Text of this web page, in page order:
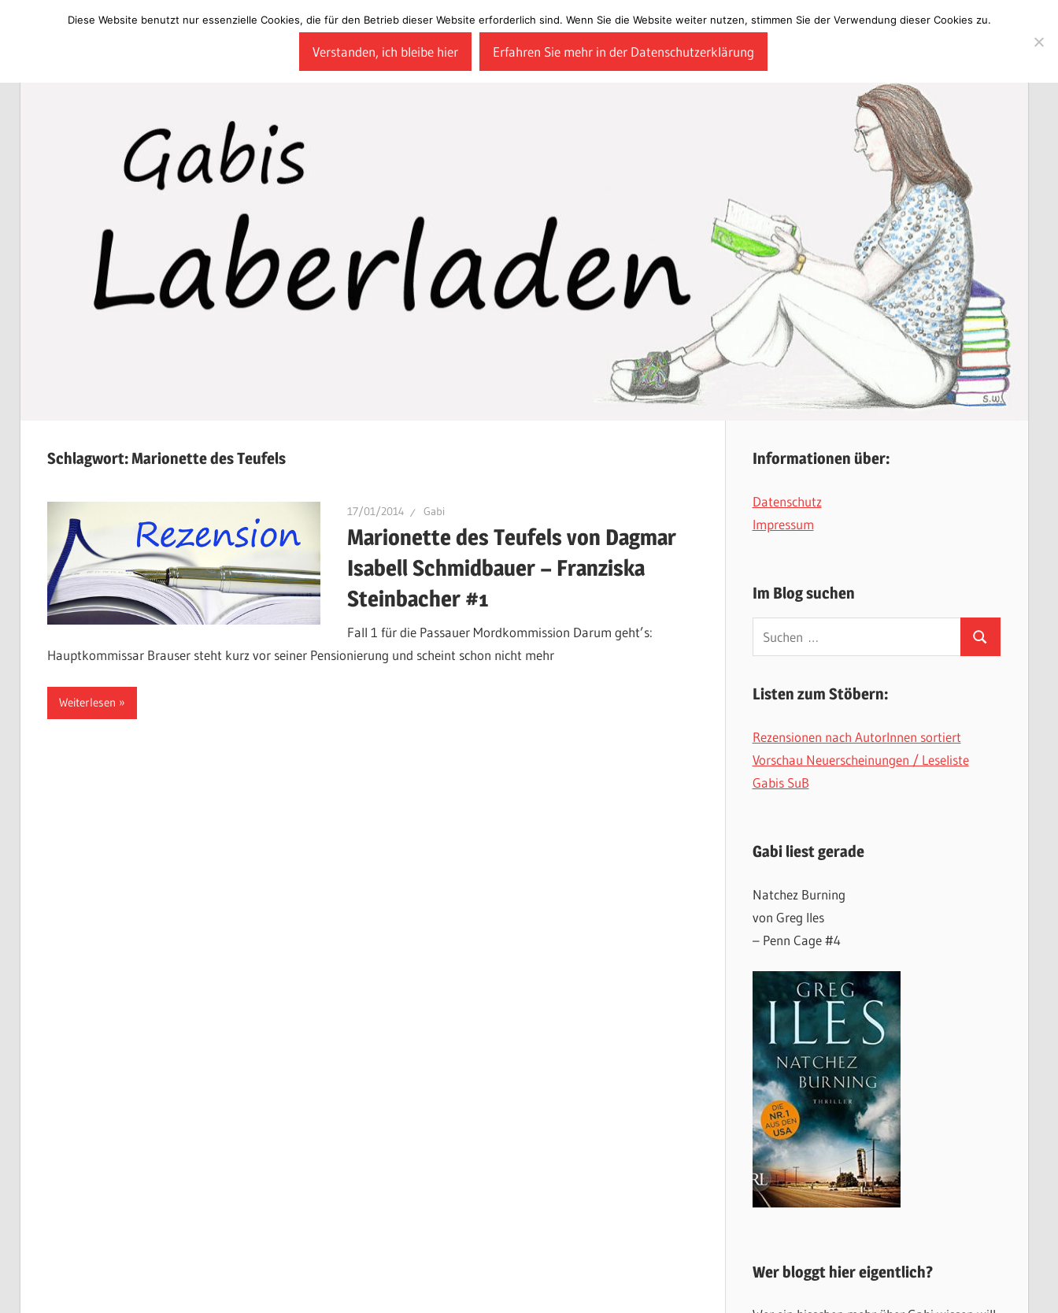
Schlagwort:Marionette des Teufels
17/01/2014 Gabi
Marionette des Teufels von Dagmar
Isabell Schmidbauer – Franziska
Steinbacher #1
Fall 1 für die Passauer Mordkommission Darum geht’s:
Hauptkommissar Brauser steht kurz vor seiner Pensionierung und scheint schon nicht mehr
Weiterlesen
Informationen über:
Datenschutz
Impressum
Im Blog suchen
Suchen
nach:
Suchen
Listen zum Stöbern:
Rezensionen nach AutorInnen sortiert
Vorschau Neuerscheinungen / Leseliste
Gabis SuB
Gabi liest gerade
Natchez Burning
von Greg Iles
– Penn Cage #4
Wer bloggt hier eigentlich?
Diese Website benutzt nur essenzielle Cookies, die für den Betrieb dieser Website erforderlich sind. Wenn Sie die Website weiter nutzen, stimmen Sie der Verwendung dieser Cookies zu.
Verstanden, ich bleibe hier Erfahren Sie mehr in der Datenschutzerklärung